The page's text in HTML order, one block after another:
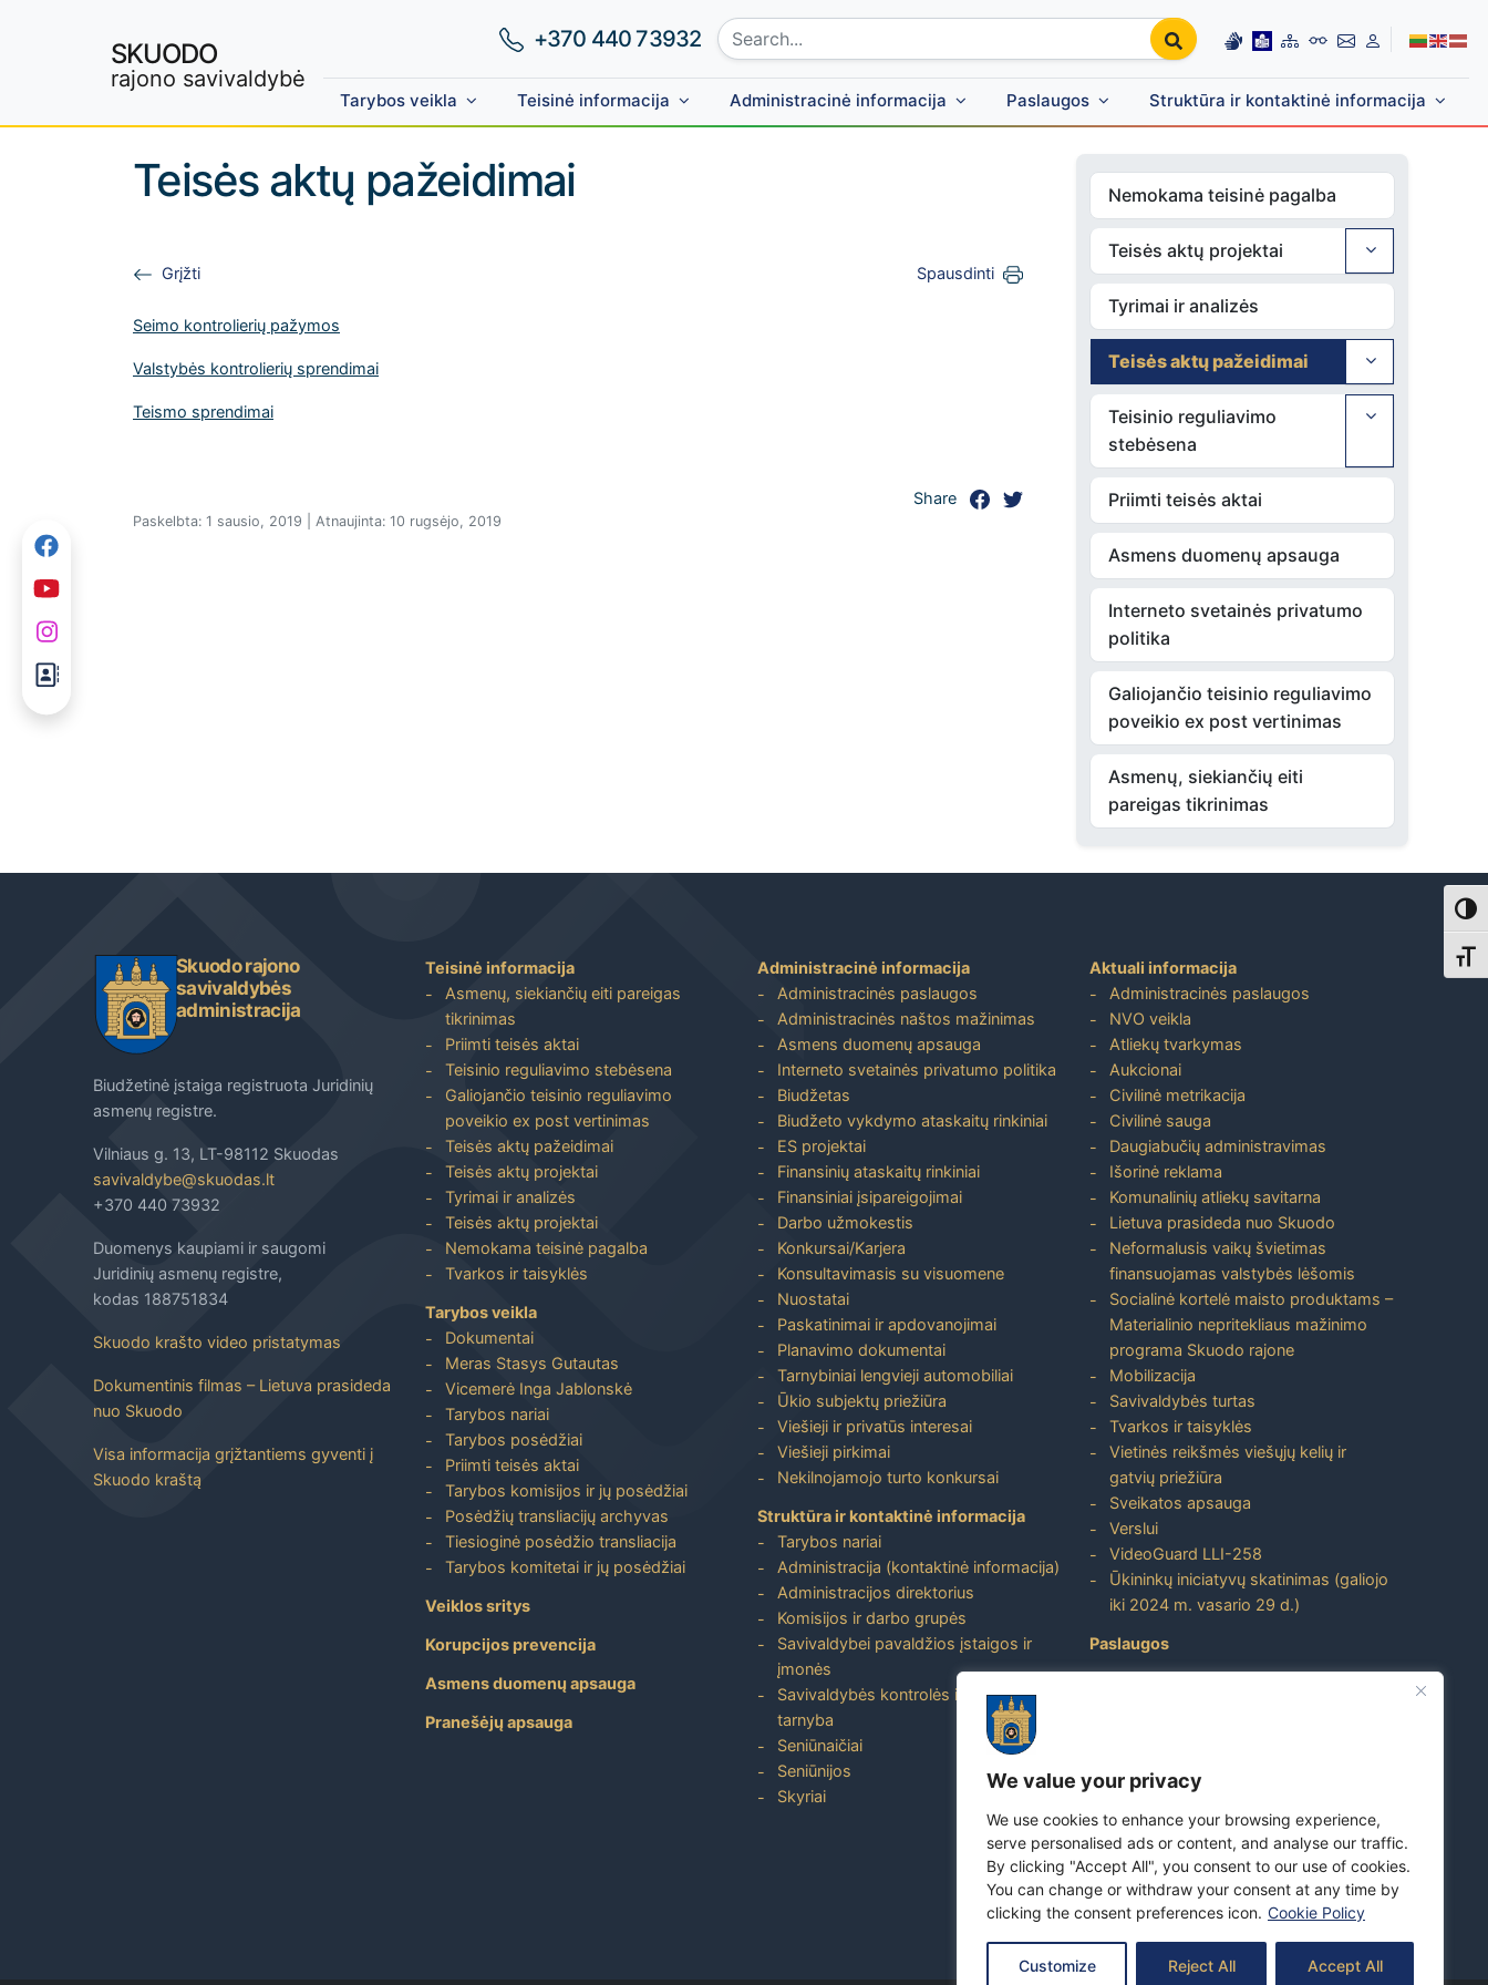
We value your privacy
We use cookies to enhance your browsing experience,
serve personalised ads or content, and analyse our traffic.
By clicking "Accept All", you consent to our use of cookies.
You can change or withdraw your consent at any time by
clicking the consent preferences icon. Cookie Policy
Customize Reject All Accept All
SKUODO
rajono savivaldybė
Phone number:
+370 440 73932 Search site:
Tarybos veikla Teisinė informacija Administracinė informacija Paslaugos Struktūra ir kontaktinė informacija
Teisės aktų pažeidimai
Grįžti Spausdinti
Seimo kontrolierių pažymos
Valstybės kontrolierių sprendimai
Teismo sprendimai
Share
Paskelbta: 1 sausio, 2019 | Atnaujinta: 10 rugsėjo, 2019
Nemokama teisinė pagalba
Teisės aktų projektai
Tyrimai ir analizės
Teisės aktų pažeidimai
Teisinio reguliavimo
stebėsena
Priimti teisės aktai
Asmens duomenų apsauga
Interneto svetainės privatumo
politika
Galiojančio teisinio reguliavimo
poveikio ex post vertinimas
Asmenų, siekiančių eiti
pareigas tikrinimas
Skuodo rajono
savivaldybės
administracija
Biudžetinė įstaiga registruota Juridinių
asmenų registre.
Vilniaus g. 13, LT-98112 Skuodas
savivaldybe@skuodas.lt
+370 440 73932
Duomenys kaupiami ir saugomi
Juridinių asmenų registre,
kodas 188751834
Skuodo krašto video pristatymas
Dokumentinis filmas – Lietuva prasideda
nuo Skuodo
Visa informacija grįžtantiems gyventi į
Skuodo kraštą
Teisinė informacija
Asmenų, siekiančių eiti pareigas
tikrinimas
Priimti teisės aktai
Teisinio reguliavimo stebėsena
Galiojančio teisinio reguliavimo
poveikio ex post vertinimas
Teisės aktų pažeidimai
Teisės aktų projektai
Tyrimai ir analizės
Teisės aktų projektai
Nemokama teisinė pagalba
Tvarkos ir taisyklės
Tarybos veikla
Dokumentai
Meras Stasys Gutautas
Vicemerė Inga Jablonskė
Tarybos nariai
Tarybos posėdžiai
Priimti teisės aktai
Tarybos komisijos ir jų posėdžiai
Posėdžių transliacijų archyvas
Tiesioginė posėdžio transliacija
Tarybos komitetai ir jų posėdžiai
Veiklos sritys
Korupcijos prevencija
Asmens duomenų apsauga
Pranešėjų apsauga
Administracinė informacija
Administracinės paslaugos
Administracinės naštos mažinimas
Asmens duomenų apsauga
Interneto svetainės privatumo politika
Biudžetas
Biudžeto vykdymo ataskaitų rinkiniai
ES projektai
Finansinių ataskaitų rinkiniai
Finansiniai įsipareigojimai
Darbo užmokestis
Konkursai/Karjera
Konsultavimasis su visuomene
Nuostatai
Paskatinimai ir apdovanojimai
Planavimo dokumentai
Tarnybiniai lengvieji automobiliai
Ūkio subjektų priežiūra
Viešieji ir privatūs interesai
Viešieji pirkimai
Nekilnojamojo turto konkursai
Struktūra ir kontaktinė informacija
Tarybos nariai
Administracija (kontaktinė informacija)
Administracijos direktorius
Komisijos ir darbo grupės
Savivaldybei pavaldžios įstaigos ir
įmonės
Savivaldybės kontrolės ir audito
tarnyba
Seniūnaičiai
Seniūnijos
Skyriai
Aktuali informacija
Administracinės paslaugos
NVO veikla
Atliekų tvarkymas
Aukcionai
Civilinė metrikacija
Civilinė sauga
Daugiabučių administravimas
Išorinė reklama
Komunalinių atliekų savitarna
Lietuva prasideda nuo Skuodo
Neformalusis vaikų švietimas
finansuojamas valstybės lėšomis
Socialinė kortelė maisto produktams –
Materialinio nepritekliaus mažinimo
programa Skuodo rajone
Mobilizacija
Savivaldybės turtas
Tvarkos ir taisyklės
Vietinės reikšmės viešųjų kelių ir
gatvių priežiūra
Sveikatos apsauga
Verslui
VideoGuard LLI-258
Ūkininkų iniciatyvų skatinimas (galiojo
iki 2024 m. vasario 29 d.)
Paslaugos
Apie savivaldybę
Skuodo rajono turizmo ir verslo
prekės ženklas
Susipažinkite su Skuodo rajono
savivaldybe